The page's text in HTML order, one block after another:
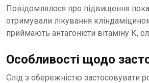
Повідомлялося про підвищення
отримували лікування
приймають антагоністи вітаміну К,
Особливості щодо
Слід з обережністю застосовувати